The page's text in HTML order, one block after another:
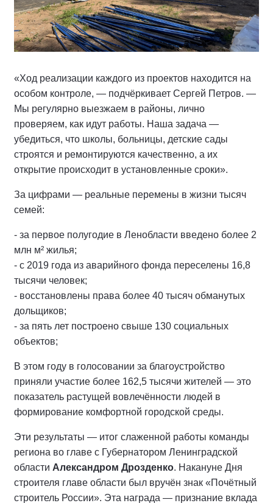
«Ход реализации каждого из проектов находится на
особом контроле, — подчёркивает Сергей Петров. —
Мы регулярно выезжаем в районы, лично
проверяем, как идут работы. Наша задача —
убедиться, что школы, больницы, детские сады
строятся и ремонтируются качественно, а их
открытие происходит в установленные сроки».
За цифрами — реальные перемены в жизни тысяч
семей:
- за первое полугодие в Ленобласти введено более 2
млн м² жилья;
- с 2019 года из аварийного фонда переселены 16,8
тысячи человек;
- восстановлены права более 40 тысяч обманутых
дольщиков;
- за пять лет построено свыше 130 социальных
объектов;
В этом году в голосовании за благоустройство
приняли участие более 162,5 тысячи жителей — это
показатель растущей вовлечённости людей в
формирование комфортной городской среды.
Эти результаты — итог слаженной работы команды
региона во главе с Губернатором Ленинградской
области Александром Дрозденко. Накануне Дня
строителя главе области был вручён знак «Почётный
строитель России». Эта награда — признание вклада